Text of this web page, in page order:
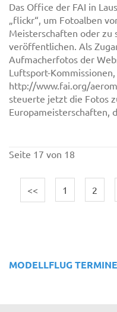
Das Office der FAI in
„flickr“, um Fotoalben
Meisterschaften oder zu
veröffentlichen. Als
Aufmacherfotos der
Luftsport-
http://www.fai.org/
steuerte jetzt die Fotos
Europameisterschaften,
Seite 17 von 18
<< 1 2
MODELLFLUG